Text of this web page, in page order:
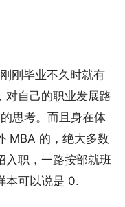
刚毕业不久时就有
对自己的职业发展路
思考。而且身在体
MBA 的，绝大多数
入职，一路按部就班
本可以说是 0.